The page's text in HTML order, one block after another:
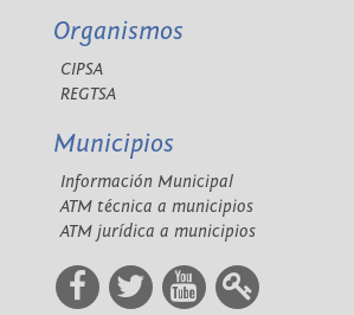
Organismos
CIPSA
REGTSA
Municipios
Información Municipal
ATM técnica a municipios
ATM jurídica a municipios